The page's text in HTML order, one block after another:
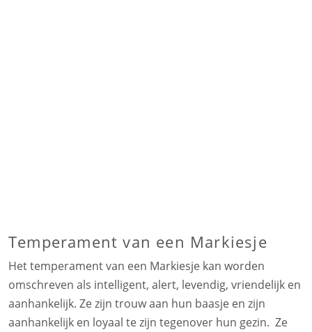
Temperament van een Markiesje
Het temperament van een Markiesje kan worden
omschreven als intelligent, alert, levendig, vriendelijk en
aanhankelijk. Ze zijn trouw aan hun baasje en zijn
aanhankelijk en loyaal te zijn tegenover hun gezin. Ze